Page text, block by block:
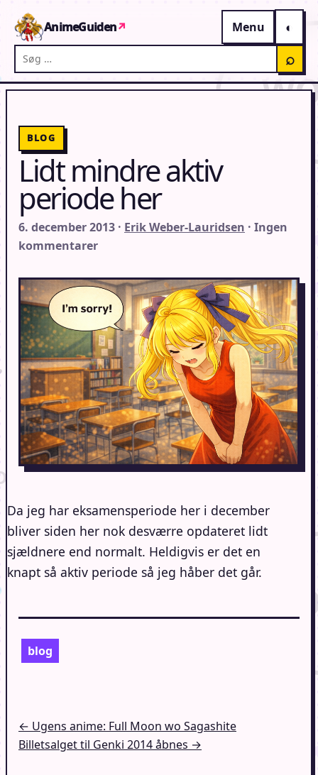
AnimeGuiden↗
Menu
Søg på AnimeGuiden
⌕
BLOG
Lidt mindre aktiv
periode her
6. december 2013 · Erik Weber-Lauridsen · Ingen
kommentarer
Da jeg har eksamensperiode her i december
bliver siden her nok desværre opdateret lidt
sjældnere end normalt. Heldigvis er det en
knapt så aktiv periode så jeg håber det går.
blog
Indlægsnavigation
← Ugens anime: Full Moon wo Sagashite
Billetsalget til Genki 2014 åbnes →